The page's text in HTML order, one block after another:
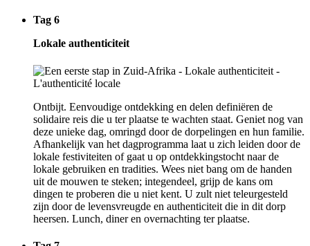
Tag 6
Lokale authenticiteit
Ontbijt. Eenvoudige ontdekking en delen definiëren de
solidaire reis die u ter plaatse te wachten staat. Geniet nog van
deze unieke dag, omringd door de dorpelingen en hun familie.
Afhankelijk van het dagprogramma laat u zich leiden door de
lokale festiviteiten of gaat u op ontdekkingstocht naar de
lokale gebruiken en tradities. Wees niet bang om de handen
uit de mouwen te steken; integendeel, grijp de kans om
dingen te proberen die u niet kent. U zult niet teleurgesteld
zijn door de levensvreugde en authenticiteit die in dit dorp
heersen. Lunch, diner en overnachting ter plaatse.